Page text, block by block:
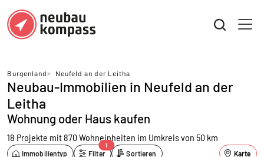
Burgenland> Neufeld an der Leitha
Neubau-Immobilien in Neufeld an der
Leitha
Wohnung oder Haus kaufen
18 Projekte mit 870 Wohneinheiten im Umkreis von 50 km
Immobilientyp Filter
1
Sortieren Karte